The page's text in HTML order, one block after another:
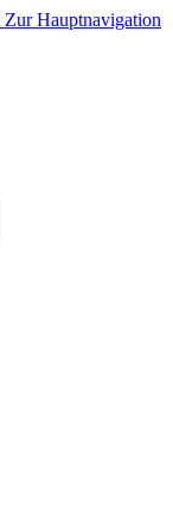
Zur Hauptnavigation